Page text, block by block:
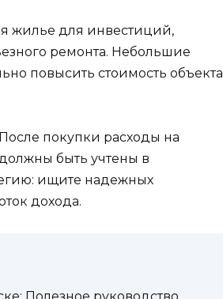
жилье для инвестиций,
ремонта. Небольшие
повысить стоимость объекта
покупки расходы на
быть учтены в
ищите надежных
дохода.
Полезное руководство